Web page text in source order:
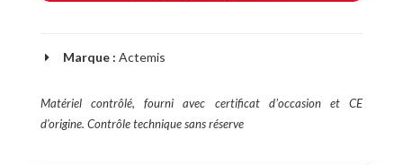
Marque : Actemis
Matériel contrôlé, fourni avec certificat dʼoccasion et CE
d'origine. Contrôle technique sans réserve